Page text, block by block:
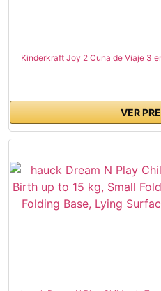
Kinderkraft Joy 2 Cuna de Viaje 3
VER